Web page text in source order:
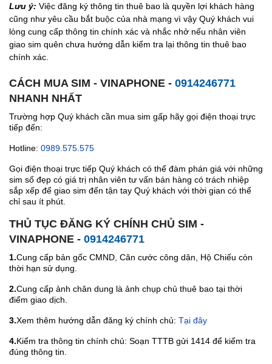
Lưu ý: Việc đăng ký thông tin thuê bao là quyền lợi khách hàng
cũng như yêu cầu bắt buộc của nhà mạng vì vậy Quý khách vui
lòng cung cấp thông tin chính xác và nhắc nhở nếu nhân viên
giao sim quên chưa hướng dẫn kiểm tra lại thông tin thuê bao
chính xác.
CÁCH MUA SIM - VINAPHONE - 0914246771
NHANH NHẤT
Trường hợp Quý khách cần mua sim gấp hãy gọi điện thoại trực
tiếp đến:
Hotline: 0989.575.575
Gọi điện thoại trực tiếp Quý khách có thể đàm phán giá với những
sim số đẹp có giá trị nhân viên tư vấn bán hàng có trách nhiệp
sắp xếp để giao sim đến tận tay Quý khách với thời gian có thể
chỉ sau ít phút.
THỦ TỤC ĐĂNG KÝ CHÍNH CHỦ SIM -
VINAPHONE - 0914246771
1.Cung cấp bản gốc CMND, Căn cước công dân, Hộ Chiếu còn
thời hạn sử dụng.
2.Cung cấp ảnh chân dung là ảnh chụp chủ thuê bao tại thời
điểm giao dịch.
3.Xem thêm hướng dẫn đăng ký chính chủ: Tại đây
4.Kiểm tra thông tin chính chủ: Soạn TTTB gửi 1414 để kiểm tra
đúng thông tin.